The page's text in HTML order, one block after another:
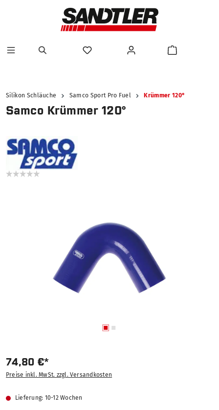
Silikon Schläuche Samco Sport Pro Fuel Krümmer 120°
Samco Krümmer 120°
74,80 €*
Preise inkl. MwSt. zzgl. Versandkosten
Lieferung: 10-12 Wochen